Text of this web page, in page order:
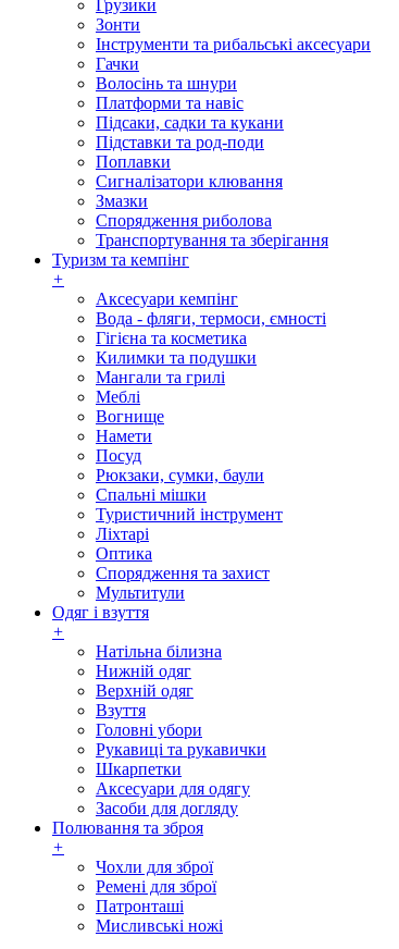
Грузики
Зонти
Інструменти та рибальські аксесуари
Гачки
Волосінь та шнури
Платформи та навіс
Підсаки, садки та кукани
Підставки та род-поди
Поплавки
Сигналізатори клювання
Змазки
Спорядження риболова
Транспортування та зберігання
Туризм та кемпінг
+
Аксесуари кемпінг
Вода - фляги, термоси, ємності
Гігієна та косметика
Килимки та подушки
Мангали та грилі
Меблі
Вогнище
Намети
Посуд
Рюкзаки, сумки, баули
Спальні мішки
Туристичний інструмент
Ліхтарі
Оптика
Спорядження та захист
Мультитули
Одяг і взуття
+
Натільна білизна
Нижній одяг
Верхній одяг
Взуття
Головні убори
Рукавиці та рукавички
Шкарпетки
Аксесуари для одягу
Засоби для догляду
Полювання та зброя
+
Чохли для зброї
Ремені для зброї
Патронташі
Мисливські ножі